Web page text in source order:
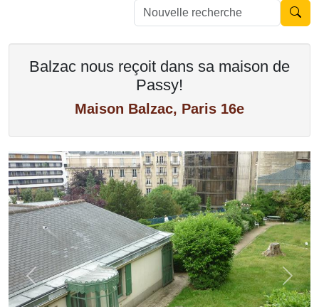
Balzac nous reçoit dans sa maison de
Passy!
Maison Balzac, Paris 16e
Previous Next